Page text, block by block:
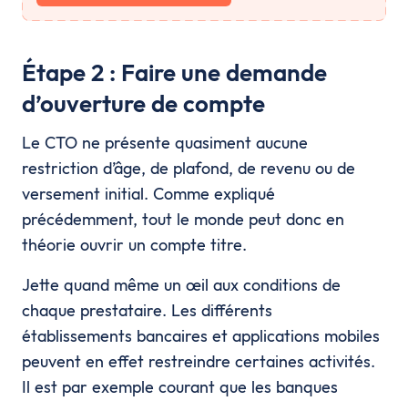
Étape 2 : Faire une demande
d’ouverture de compte
Le CTO ne présente quasiment aucune
restriction d’âge, de plafond, de revenu ou de
versement initial. Comme expliqué
précédemment, tout le monde peut donc en
théorie ouvrir un compte titre.
Jette quand même un œil aux conditions de
chaque prestataire. Les différents
établissements bancaires et applications mobiles
peuvent en effet restreindre certaines activités.
Il est par exemple courant que les banques